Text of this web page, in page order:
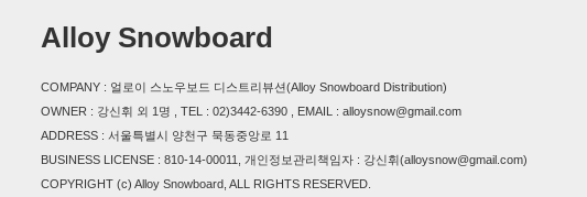
Alloy Snowboard
COMPANY : 얼로이 스노우보드 디스트리뷰션(Alloy Snowboard Distribution)
OWNER : 강신휘 외 1명 , TEL : 02)3442-6390 , EMAIL : alloysnow@gmail.com
ADDRESS : 서울특별시 양천구 묵동중앙로 11
BUSINESS LICENSE : 810-14-00011, 개인정보관리책임자 : 강신휘(alloysnow@gmail.com)
COPYRIGHT (c) Alloy Snowboard, ALL RIGHTS RESERVED.